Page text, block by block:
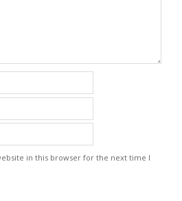
in this browser for the next time I